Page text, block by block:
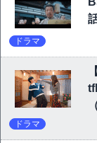
ドラマ
ドラマ